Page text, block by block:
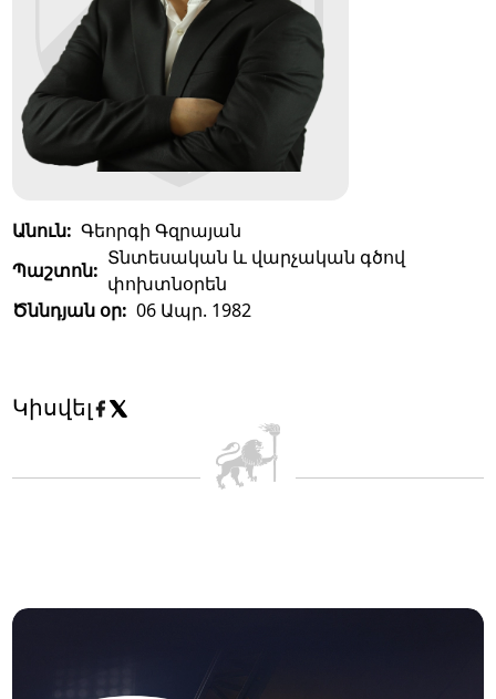
Անուն: Գեորգի Գզրայան
Պաշտոն:
Տնտեսական և վարչական գծով
փոխտնօրեն
Ծննդյան օր: 06 Ապր. 1982
Կիսվել